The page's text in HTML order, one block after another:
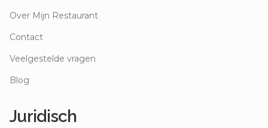
Over Mijn Restaurant
Contact
Veelgestelde vragen
Blog
Juridisch